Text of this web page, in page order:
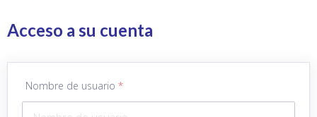
Acceso a su cuenta
Nombre de usuario *